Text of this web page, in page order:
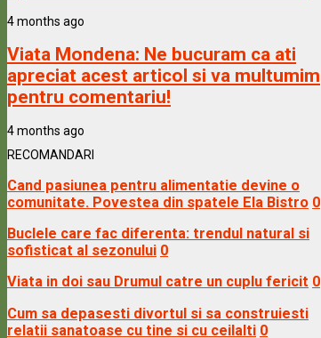
4 months ago
Viata Mondena: Ne bucuram ca ati
apreciat acest articol si va multumim
pentru comentariu!
4 months ago
RECOMANDARI
Cand pasiunea pentru alimentatie devine o
comunitate. Povestea din spatele Ela Bistro 0
Buclele care fac diferenta: trendul natural si
sofisticat al sezonului 0
Viata in doi sau Drumul catre un cuplu fericit 0
Cum sa depasesti divortul si sa construiesti
relatii sanatoase cu tine si cu ceilalti 0